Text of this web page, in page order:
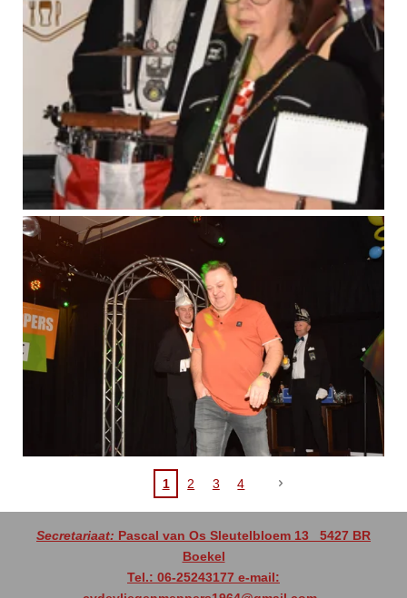
1 2 3 4
Secretariaat: Pascal van Os Sleutelbloem 13 5427 BR
Boekel
Tel.: 06-25243177 e-mail: